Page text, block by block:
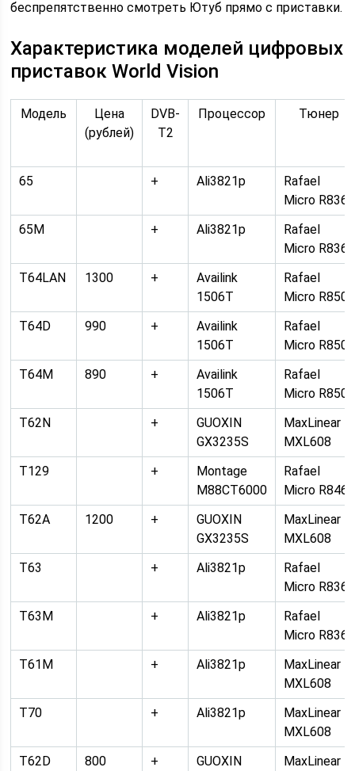
беспрепятственно смотреть Ютуб прямо с приставки.
Характеристика моделей цифровых
приставок World Vision
Модель
Цена
(рублей)
DVB-
T2
Процессор Тюнер
65 + Ali3821p
Rafael
Micro R836
65M
+ Ali3821p
Rafael
Micro R836
T64LAN
1300 +
Availink
1506T
Rafael
Micro R850
T64D
990 +
Availink
1506T
Rafael
Micro R850
T64M
890 +
Availink
1506T
Rafael
Micro R850
T62N
+
GUOXIN
GX3235S
MaxLinear
MXL608
T129
+
Montage
M88CT6000
Rafael
Micro R846
T62A
1200 +
GUOXIN
GX3235S
MaxLinear
MXL608
T63
+ Ali3821p
Rafael
Micro R836
T63M
+ Ali3821p
Rafael
Micro R836
T61M
+ Ali3821p
MaxLinear
MXL608
T70
+ Ali3821p
MaxLinear
MXL608
T62D
800 + GUOXIN MaxLinear